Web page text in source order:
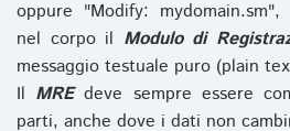
oppure "Modify:
nel corpo il Modulo di
messaggio testuale puro (plain
Il MREdeve sempre essere
parti, anche dove i dati non